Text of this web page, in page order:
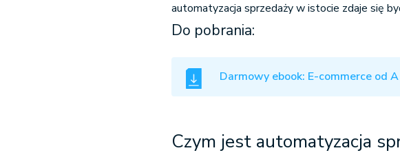
automatyzacja sprzedaży w istocie zdaje się
Do pobrania:
Darmowy ebook: E-commerce od
Czym jest automatyzacja